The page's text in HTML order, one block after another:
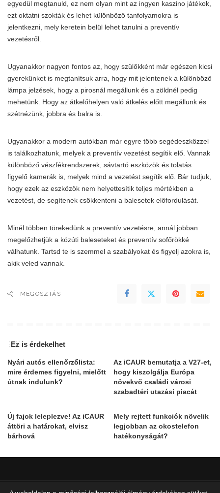
egyedül megtanuld, ez nem olyan mint az ingyen kaszino játékok,
ezt oktatni szokták és lehet különböző tanfolyamokra is
jelentkezni, mely keretein belül lehet tanulni a preventív
vezetésről.
Ugyanakkor nagyon fontos az, hogy szülőkként már egészen kicsi
gyerekünket is megtanítsuk arra, hogy mit jelentenek a különböző
lámpa jelzések, hogy a pirosnál megállunk és a zöldnél pedig
mehetünk. Hogy az átkelőhelyen való átkelés előtt megállunk és
szétnézünk, jobbra és balra is.
Ugyanakkor a modern autókban már egyre több segédeszközzel
is találkozhatunk, melyek a preventív vezetést segítik elő. Vannak
különböző vészfékrendszerek, sávtartó eszközök és tolatás
figyelő kamerák is, melyek mind a vezetést segítik elő. Bár tudjuk,
hogy ezek az eszközök nem helyettesítik teljes mértékben a
vezetést, de segítenek csökkenteni a balesetek előfordulását.
Minél többen törekedünk a preventív vezetésre, annál jobban
megelőzhetjük a közúti baleseteket és preventív sofőrökké
válhatunk. Tartsd te is szemmel a szabályokat és figyelj azokra is,
akik veled vannak.
MEGOSZTÁS
Ez is érdekelhet
Nyári autós ellenőrzőlista:
mire érdemes figyelni, mielőtt
útnak indulunk?
Az iCAUR bemutatja a V27-et,
hogy kiszolgálja Európa
növekvő családi városi
szabadtéri utazási piacát
Új fajok leleplezve! Az iCAUR
áttöri a határokat, elvisz
bárhová
Mely rejtett funkciók növelik
legjobban az okostelefon
hatékonyságát?